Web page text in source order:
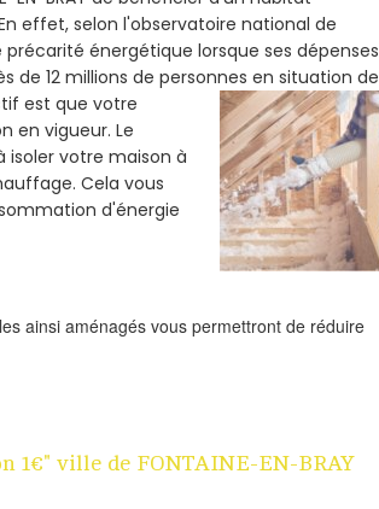
effet, selon l'observatoire national de
énergétique lorsque ses dépenses
de 12 millions de personnes en situation de
est que votre
en vigueur. Le
isoler votre maison à
Cela vous
d'énergie
ainsi aménagés vous permettront de réduire
1€" ville de FONTAINE-EN-BRAY